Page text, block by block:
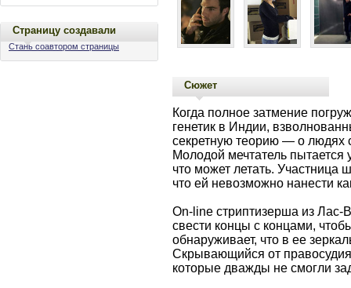
Страницу создавали
Стань соавтором страницы
Сюжет
Когда полное затмение
генетик в Индии,
секретную теорию — о людях
Молодой мечтатель пытается
что может летать. Участница
что ей невозможно нанести
On-line cтриптизерша из Лас-
свести концы с концами,
обнаруживает, что в ее
Скрывающийся от правосудия
которые дважды не смогли